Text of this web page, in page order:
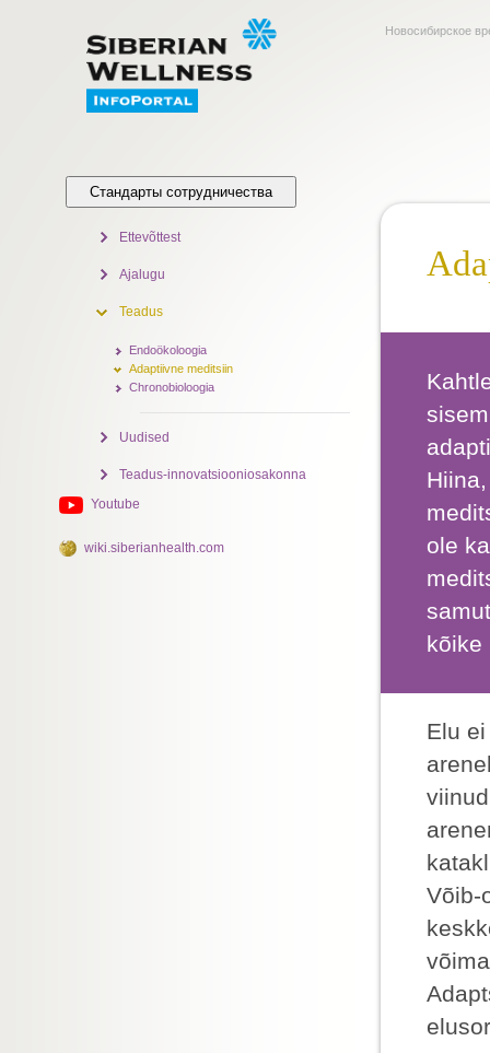
Новосибирское
ole
kõike
Elu
Võib-
Стандарты сотрудничества
Ettevõttest
Ajalugu
Teadus
Endoökoloogia
Adaptiivne meditsiin
Chronobioloogia
Uudised
Teadus-innovatsiooniosakonna
Youtube
wiki.siberianhealth.com